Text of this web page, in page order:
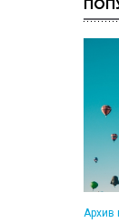
Архив